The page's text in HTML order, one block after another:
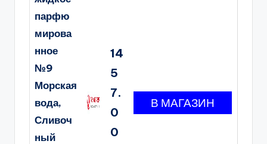
парфю
мирова
нное
№9
Морская
вода,
Сливоч
ный
14
5
7.
0
0